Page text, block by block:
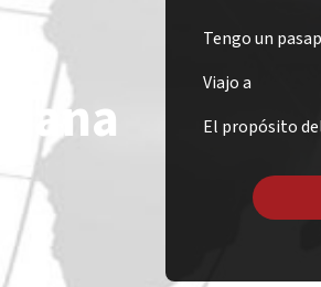
Tengo un
Viajo a
El propósito